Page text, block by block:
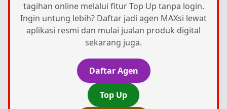
tagihan online melalui fitur Top Up tanpa login.
Ingin untung lebih? Daftar jadi agen MAXsi lewat
aplikasi resmi dan mulai jualan produk digital
sekarang juga.
Daftar Agen
Top Up